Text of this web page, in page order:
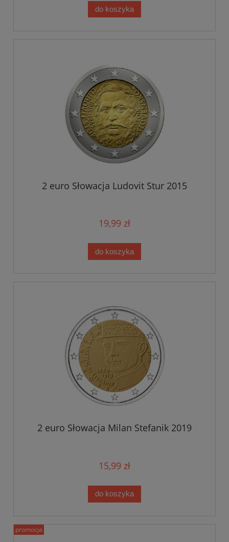
do koszyka
2 euro Słowacja Ludovit Stur 2015
19,99 zł
do koszyka
2 euro Słowacja Milan Stefanik 2019
15,99 zł
do koszyka
promocja